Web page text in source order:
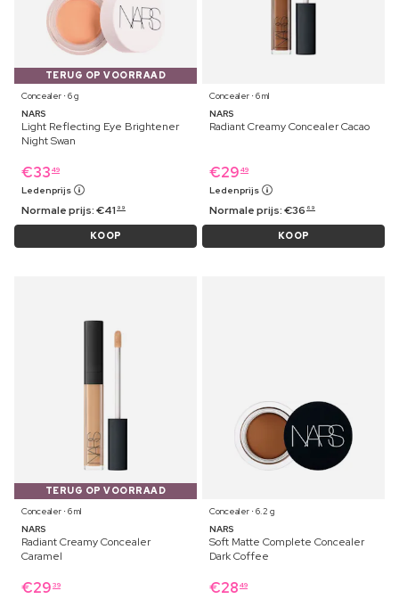
TERUG OP VOORRAAD
Concealer ⋅ 6 g
NARS
Light Reflecting Eye Brightener
Night Swan
€33 49
Ledenprijs
Normale prijs:€41 99
KOOP
Concealer ⋅ 6 ml
NARS
Radiant Creamy Concealer Cacao
€29 49
Ledenprijs
Normale prijs:€36 69
KOOP
TERUG OP VOORRAAD
Concealer ⋅ 6 ml
NARS
Radiant Creamy Concealer
Caramel
€29 39
Concealer ⋅ 6.2 g
NARS
Soft Matte Complete Concealer
Dark Coffee
€28 49